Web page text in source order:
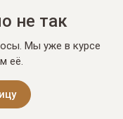
не так
Мы уже в курсе
её.